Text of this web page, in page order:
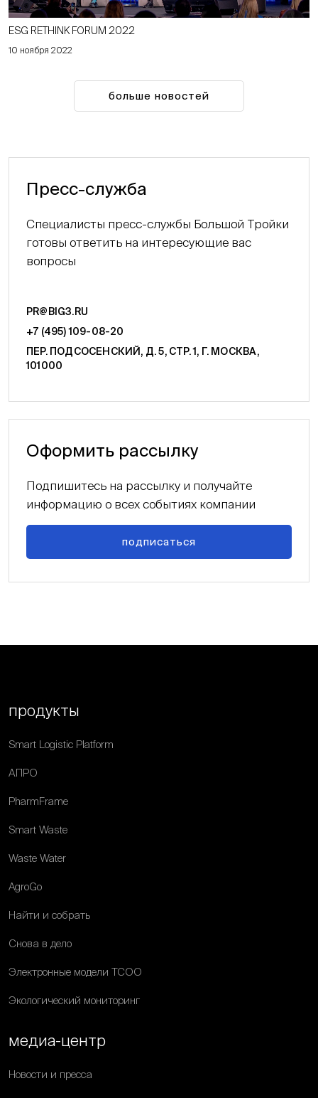
10 ноября 2022
ESG RETHINK FORUM 2022
больше новостей
Пресс-служба
Специалисты пресс-службы Большой Тройки
готовы ответить на интересующие вас
вопросы
PR@BIG3.RU
+7 (495) 109-08-20
ПЕР. ПОДСОСЕНСКИЙ, Д. 5, СТР. 1, Г. МОСКВА,
101000
Оформить рассылку
Подпишитесь на рассылку и получайте
информацию о всех событиях компании
подписаться
продукты
Smart Logistic Platform
АПРО
PharmFrame
Smart Waste
Waste Water
AgroGo
Найти и собрать
Снова в дело
Электронные модели ТСОО
Экологический мониторинг
медиа-центр
Новости и пресса